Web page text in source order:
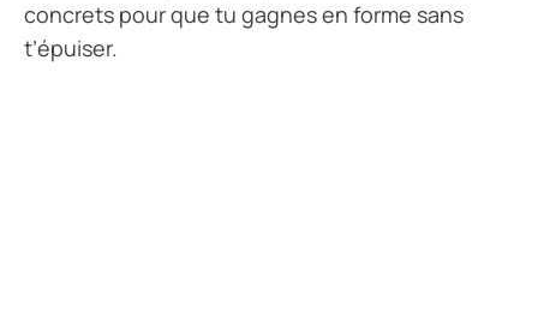
concrets pour que tu gagnes en forme sans
t’épuiser.